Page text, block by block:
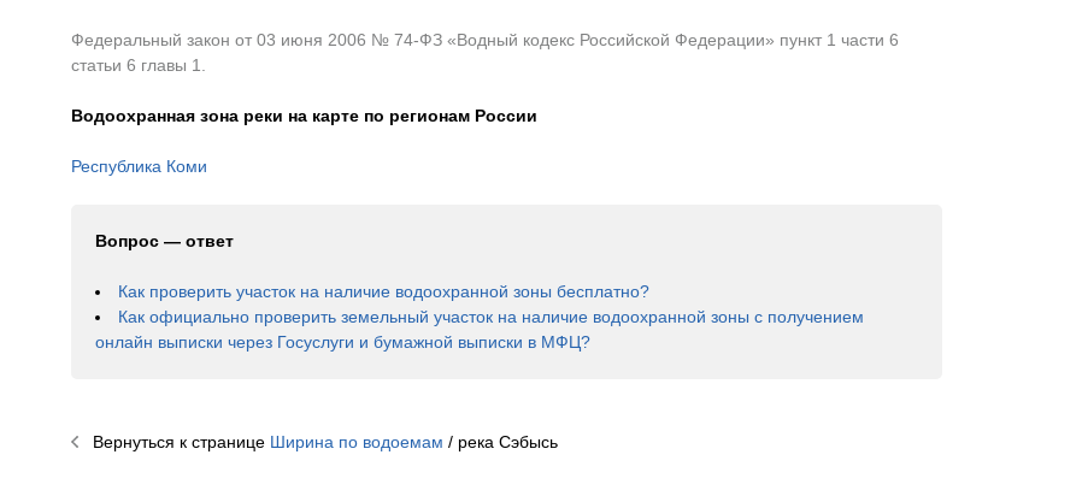
Федеральный закон от 03 июня 2006 № 74-ФЗ «Водный кодекс Российской Федерации» пункт 1 части 6
статьи 6 главы 1.
Водоохранная зона реки на карте по регионам России
Республика Коми
Вопрос — ответ
Как проверить участок на наличие водоохранной зоны бесплатно?
Как официально проверить земельный участок на наличие водоохранной зоны с получением
онлайн выписки через Госуслуги и бумажной выписки в МФЦ?
Вернуться к странице Ширина по водоемам / река Сэбысь